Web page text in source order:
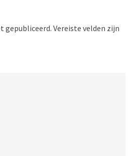
gepubliceerd. Vereiste velden zijn